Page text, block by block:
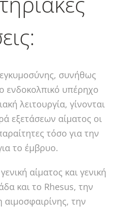
συνήθως
ενδοκολπικό υπέρηχο
λειτουργία, γίνονται
εξετάσεων αίματος οι
τόσο για την
το έμβρυο.
αίματος και γενική
και το Rhesus, την
την